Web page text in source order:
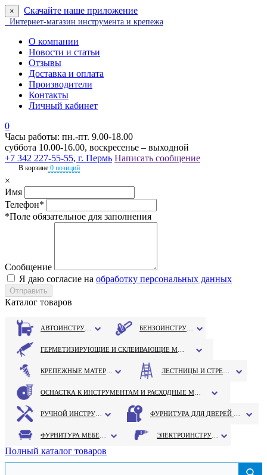
× Скачайте наше приложение
Интернет-магазин инструмента и крепежа
О компании
Новости и статьи
Отзывы
Доставка и оплата
Производители
Контакты
Личный кабинет
0
Часы работы: пн.-пт. 9.00-18.00
суббота 10.00-16.00, воскресенье – выходной
+7 342 227-55-55, г. Пермь Написать сообщение
В корзине 0 позиций
×
Имя
Телефон*
*Поле обязательное для заполнения
Сообщение
Я даю согласие на обработку персональных данных
Каталог товаров
Полный каталог товаров